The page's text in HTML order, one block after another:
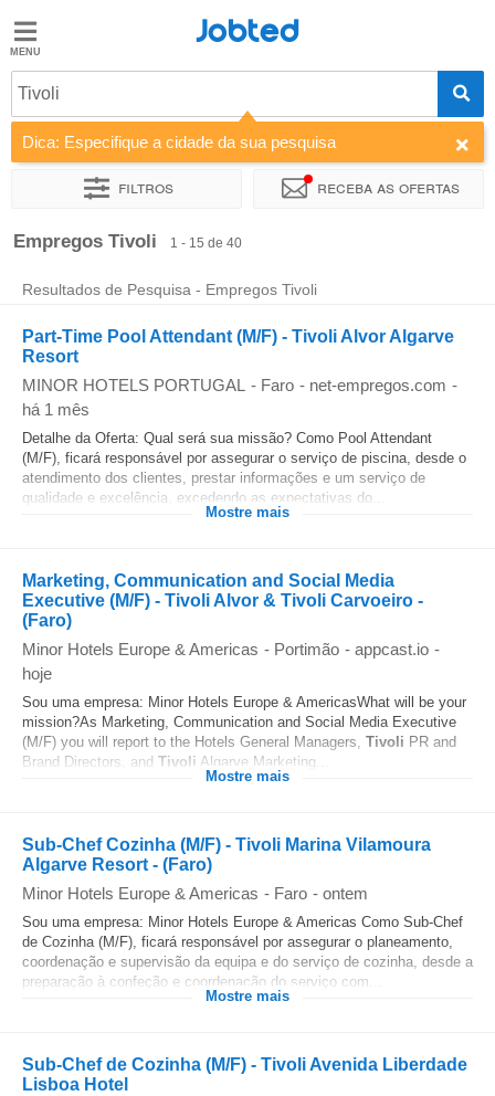
Jobted
Empregos
Salários
Jobted
Tivoli
Dica: Especifique a cidade da sua pesquisa
Filtros Receba as ofertas
Ordenar por Empresa Agência de emprego
Empregos Tivoli 1 - 15 de 40
Resultados de Pesquisa - Empregos Tivoli
Part-Time Pool Attendant (M/F) - Tivoli Alvor Algarve
Resort
MINOR HOTELS PORTUGAL - Faro - net-empregos.com -
há 1 mês
Detalhe da Oferta: Qual será sua missão? Como Pool Attendant
(M/F), ficará responsável por assegurar o serviço de piscina, desde o
atendimento dos clientes, prestar informações e um serviço de
qualidade e excelência, excedendo as expectativas do...
Mostre mais
Marketing, Communication and Social Media
Executive (M/F) - Tivoli Alvor & Tivoli Carvoeiro -
(Faro)
Minor Hotels Europe & Americas - Portimão - appcast.io -
hoje
Sou uma empresa: Minor Hotels Europe & AmericasWhat will be your
mission?As Marketing, Communication and Social Media Executive
(M/F) you will report to the Hotels General Managers, Tivoli PR and
Brand Directors, and Tivoli Algarve Marketing...
Mostre mais
Sub-Chef Cozinha (M/F) - Tivoli Marina Vilamoura
Algarve Resort - (Faro)
Minor Hotels Europe & Americas - Faro - ontem
Sou uma empresa: Minor Hotels Europe & Americas Como Sub-Chef
de Cozinha (M/F), ficará responsável por assegurar o planeamento,
coordenação e supervisão da equipa e do serviço de cozinha, desde a
preparação à confeção e coordenação do serviço com...
Mostre mais
Sub-Chef de Cozinha (M/F) - Tivoli Avenida Liberdade
Lisboa Hotel